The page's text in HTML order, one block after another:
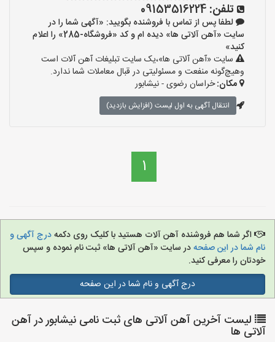
تلفن: 09153516224
لطفا پس از تماس با فروشنده بگویید: «آگهی شما را در
سایت «آهن آلاتی ها» دیده ام و کد «فروشگاه-285» را اعلام
کنید»
سایت «آهن آلاتی ها»،یک سایت تبلیغات آهن آلات است
وهیچ‌گونه منفعت و مسئولیتی در قبال معاملات شما ندارد.
مکان:خراسان رضوی - نیشابور
انتقال آگهی به اول لیست (افزایش بازدید)
1
اگر شما هم فروشنده آهن آلات هستید با کلیک روی دکمهدرج آگهی و
نام شما در این صفحهدر سایت «آهن آلاتی ها» ثبت نام نموده و سپس
خودتان را معرفی کنید.
درج آگهی و نام شما در این صفحه
لیست آخرین آهن آلاتی های ثبت نامی نیشابور در آهن
آلاتی ها